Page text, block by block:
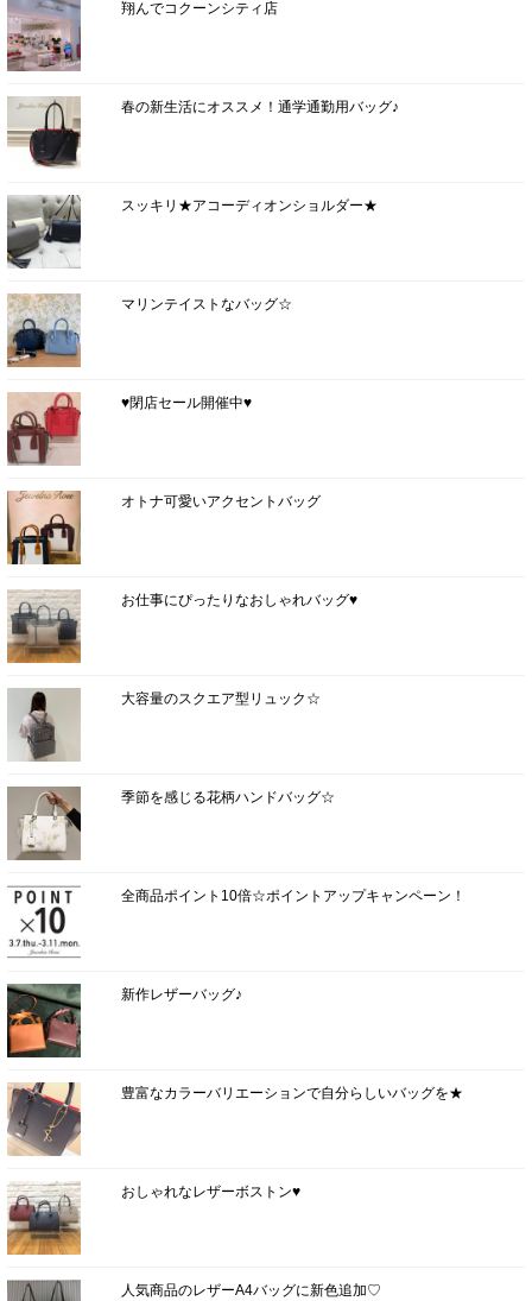
翔んでコクーンシティ店
春の新生活にオススメ！通学通勤用バッグ♪
スッキリ★アコーディオンショルダー★
マリンテイストなバッグ☆
♥閉店セール開催中♥
オトナ可愛いアクセントバッグ
お仕事にぴったりなおしゃれバッグ♥
大容量のスクエア型リュック☆
季節を感じる花柄ハンドバッグ☆
全商品ポイント10倍☆ポイントアップキャンペーン！
新作レザーバッグ♪
豊富なカラーバリエーションで自分らしいバッグを★
おしゃれなレザーボストン♥
人気商品のレザーA4バッグに新色追加♡